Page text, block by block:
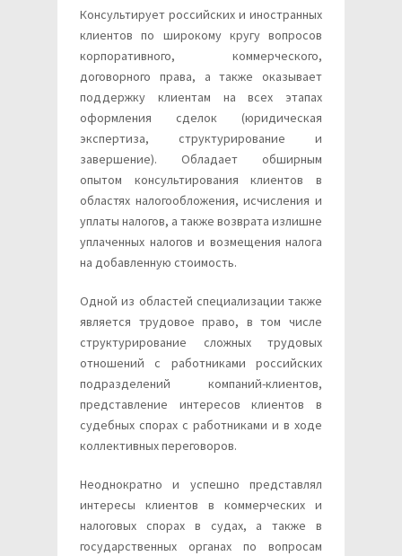
Консультирует российских и иностранных
клиентов по широкому кругу вопросов
корпоративного, коммерческого,
договорного права, а также оказывает
поддержку клиентам на всех этапах
оформления сделок (юридическая
экспертиза, структурирование и
завершение). Обладает обширным
опытом консультирования клиентов в
областях налогообложения, исчисления и
уплаты налогов, а также возврата излишне
уплаченных налогов и возмещения налога
на добавленную стоимость.
Одной из областей специализации также
является трудовое право, в том числе
структурирование сложных трудовых
отношений с работниками российских
подразделений компаний-клиентов,
представление интересов клиентов в
судебных спорах с работниками и в ходе
коллективных переговоров.
Неоднократно и успешно представлял
интересы клиентов в коммерческих и
налоговых спорах в судах, а также в
государственных органах по вопросам